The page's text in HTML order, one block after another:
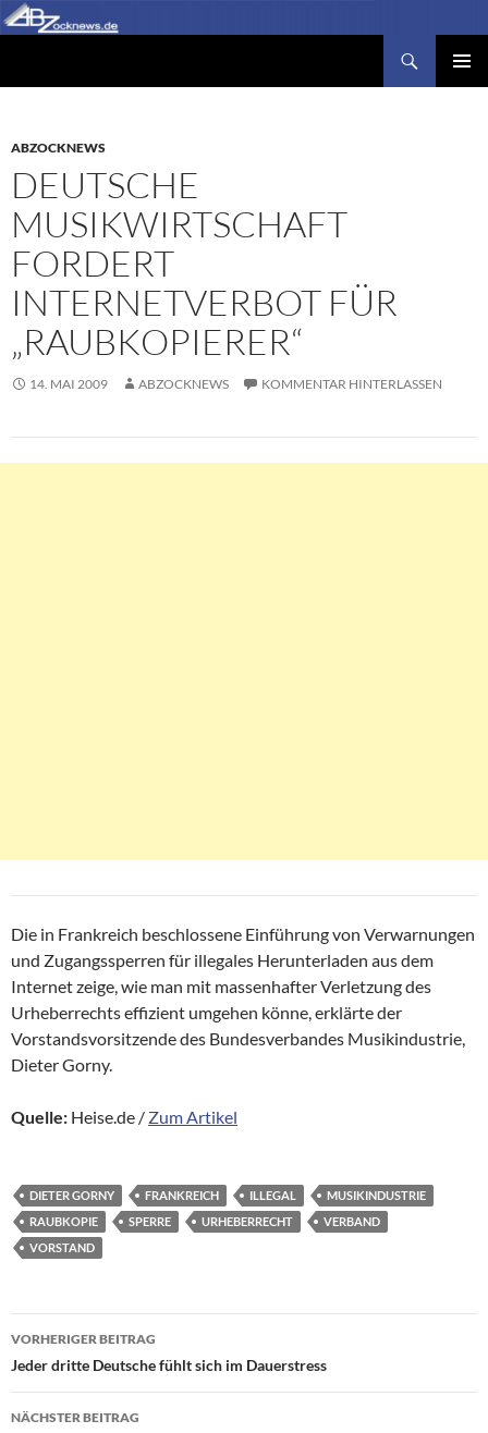
Zum
Inhalt
ABZOCKNEWS
DEUTSCHE
MUSIKWIRTSCHAFT
FORDERT
INTERNETVERBOT FÜR
„RAUBKOPIERER“
14. MAI 2009 ABZOCKNEWS KOMMENTAR HINTERLASSEN
Die in Frankreich beschlossene Einführung von Verwarnungen
und Zugangssperren für illegales Herunterladen aus dem
Internet zeige, wie man mit massenhafter Verletzung des
Urheberrechts effizient umgehen könne, erklärte der
Vorstandsvorsitzende des Bundesverbandes Musikindustrie,
Dieter Gorny.
Quelle: Heise.de / Zum Artikel
DIETER GORNY FRANKREICH ILLEGAL
MUSIKINDUSTRIE
RAUBKOPIE
SPERRE URHEBERRECHT
VERBAND
VORSTAND
Beitragsnavigation
VORHERIGER BEITRAG
Jeder dritte Deutsche fühlt sich im Dauerstress
NÄCHSTER BEITRAG